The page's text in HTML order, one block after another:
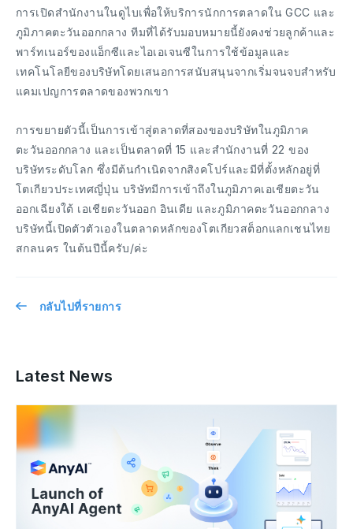
การเปิดสำนักงานในดูไบเพื่อให้บริการนักการตลาดใน GCC และ
ภูมิภาคตะวันออกกลาง ทีมที่ได้รับมอบหมายนี้ยังคงช่วยลูกค้าและ
พาร์ทเนอร์ของแอ็กซีและไอเอเจนซีในการใช้ข้อมูลและ
เทคโนโลยีของบริษัทโดยเสนอการสนับสนุนจากเริ่มจนจบสำหรับ
แคมเปญการตลาดของพวกเขา
การขยายตัวนี้เป็นการเข้าสู่ตลาดที่สองของบริษัทในภูมิภาค
ตะวันออกกลาง และเป็นตลาดที่ 15 และสำนักงานที่ 22 ของ
บริษัทระดับโลก ซึ่งมีต้นกำเนิดจากสิงคโปร์และมีที่ตั้งหลักอยู่ที่
โตเกียวประเทศญี่ปุ่น บริษัทมีการเข้าถึงในภูมิภาคเอเชียตะวัน
ออกเฉียงใต้ เอเชียตะวันออก อินเดีย และภูมิภาคตะวันออกกลาง
บริษัทนี้เปิดตัวตัวเองในตลาดหลักของโตเกียวสต็อกแลกเชนไทย
สกลนคร ในต้นปีนี้ครับ/ค่ะ
กลับไปที่รายการ
Latest News